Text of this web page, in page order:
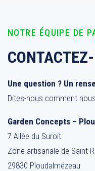
NOTRE ÉQUIPE DE
Une question ? Un
Dites-nous comment
Garden Concepts –
7 Allée du Suroit
Zone artisanale de Saint-
29830 Ploudalmézeau